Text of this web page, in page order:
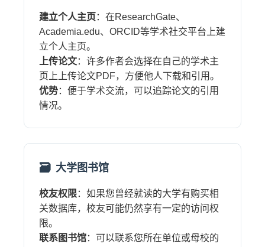
建立个人主页 ：在ResearchGate、
Academia.edu、ORCID等学术社交平台上建
立个人主页。
上传论文：许多作者会选择在自己的学术主
页上上传论文PDF，方便他人下载和引用。
优势：便于学术交流，可以追踪论文的引用
情况。
大学图书馆
校友权限：如果您曾经就读的大学有购买相
关数据库，校友可能仍然享有一定的访问权
限。
联系图书馆：可以联系您所在单位或母校的